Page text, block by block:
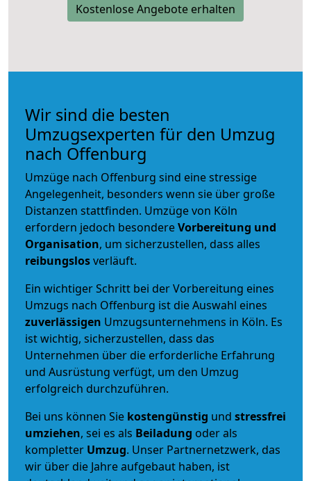
Kostenlose Angebote erhalten
Wir sind die besten
Umzugsexperten für den Umzug
nach Offenburg
Umzüge nach Offenburg sind eine stressige
Angelegenheit, besonders wenn sie über große
Distanzen stattfinden. Umzüge von Köln
erfordern jedoch besondereVorbereitung und
Organisation, um sicherzustellen, dass alles
reibungslosverläuft.
Ein wichtiger Schritt bei der Vorbereitung eines
Umzugs nach Offenburg ist die Auswahl eines
zuverlässigen Umzugsunternehmens in Köln. Es
ist wichtig, sicherzustellen, dass das
Unternehmen über die erforderliche Erfahrung
und Ausrüstung verfügt, um den Umzug
erfolgreich durchzuführen.
Bei uns können Sie kostengünstig und stressfrei
umziehen, sei es als Beiladung oder als
kompletter Umzug. Unser Partnernetzwerk, das
wir über die Jahre aufgebaut haben, ist